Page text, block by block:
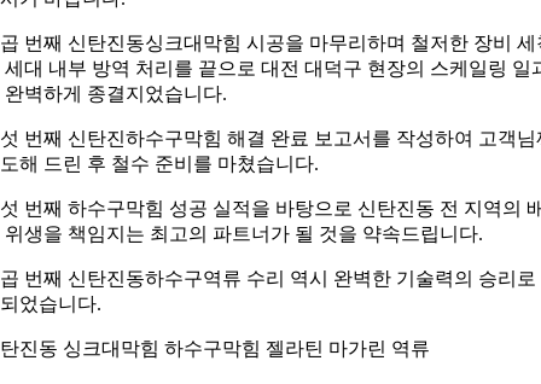
번째 신탄진동싱크대막힘 시공을 마무리하며 철저한 장비 세
세대 내부 방역 처리를 끝으로 대전 대덕구 현장의 스케일링 일
완벽하게 종결지었습니다.
번째 신탄진하수구막힘 해결 완료 보고서를 작성하여 고객님
해 드린 후 철수 준비를 마쳤습니다.
번째 하수구막힘 성공 실적을 바탕으로 신탄진동 전 지역의
위생을 책임지는 최고의 파트너가 될 것을 약속드립니다.
번째 신탄진동하수구역류 수리 역시 완벽한 기술력의 승리로
었습니다.
진동 싱크대막힘 하수구막힘 젤라틴 마가린 역류